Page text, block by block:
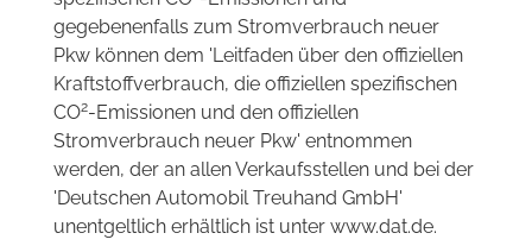
gegebenenfalls zum Stromverbrauch neuer
Pkw können dem 'Leitfaden über den offiziellen
Kraftstoffverbrauch, die offiziellen spezifischen
CO2-Emissionen und den offiziellen
Stromverbrauch neuer Pkw' entnommen
werden, der an allen Verkaufsstellen und bei der
'Deutschen Automobil Treuhand GmbH'
unentgeltlich erhältlich ist unter www.dat.de.